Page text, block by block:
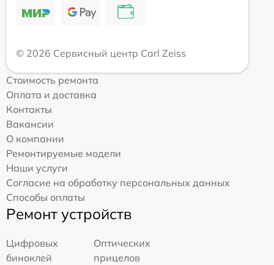
© 2026 Сервисный центр Carl Zeiss
Стоимость ремонта
Оплата и доставка
Контакты
Вакансии
О компании
Ремонтируемые модели
Наши услуги
Согласие на обработку персональных данных
Способы оплаты
Ремонт устройств
Цифровых
биноклей
Оптических
прицелов